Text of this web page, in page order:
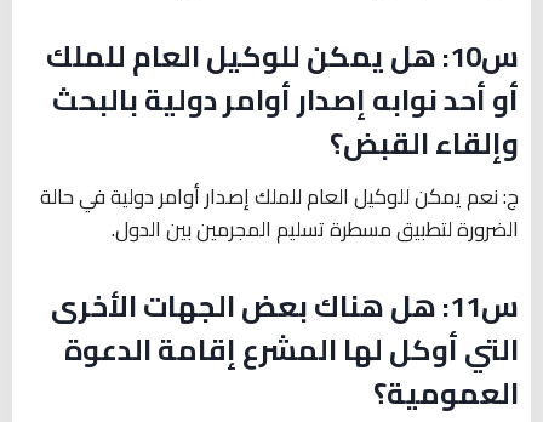
س10: هل يمكن للوكيل العام للملك
أو أحد نوابه إصدار أوامر دولية بالبحث
وإلقاء القبض؟
ج: نعم يمكن للوكيل العام للملك إصدار أوامر دولية في حالة
الضرورة لتطبيق مسطرة تسليم المجرمين بين الدول.
س11: هل هناك بعض الجهات الأخرى
التي أوكل لها المشرع إقامة الدعوة
العمومية؟